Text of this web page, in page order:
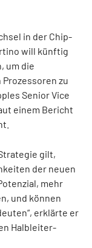
in der Chip-
will künftig
um die
zu
Senior Vice
einem Bericht
gilt,
der neuen
mehr
und können
erklärte er
Halbleiter-